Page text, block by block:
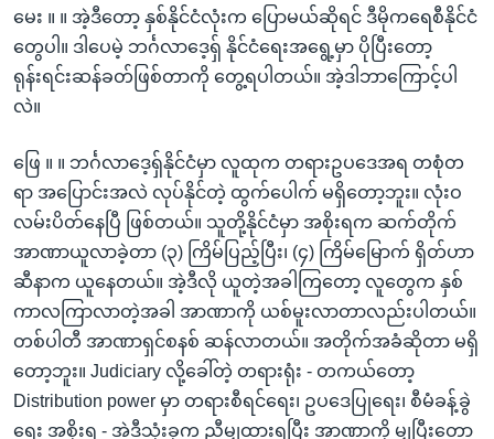
မေး ။ ။ အဲ့ဒီတော့ နှစ်နိုင်ငံလုံးက ပြောမယ်ဆိုရင် ဒီမိုကရေစီနိုင်ငံ
တွေပါ။ ဒါပေမဲ့ ဘင်္ဂလာ‌ဒေ့ရှ် နိုင်ငံရေးအရွေ့မှာ ပိုပြီးတော့
ရုန်းရင်းဆန်ခတ်ဖြစ်တာကို တွေ့ရပါတယ်။ အဲ့ဒါဘာကြောင့်ပါ
လဲ။
ဖြေ ။ ။ ဘင်္ဂလာ‌ဒေ့ရှ်နိုင်ငံမှာ လူထုက တရားဥပဒေအရ တစုံတ
ရာ အပြောင်းအလဲ လုပ်နိုင်တဲ့ ထွက်ပေါက် မရှိတော့ဘူး။ လုံးဝ
လမ်းပိတ်နေပြီ ဖြစ်တယ်။ သူတို့နိုင်ငံမှာ အစိုးရက ဆက်တိုက်
အာဏာယူလာခဲ့တာ (၃) ကြိမ်ပြည့်ပြီး၊ (၄) ကြိမ်မြောက် ရှိတ်ဟာ
ဆီနာက ယူနေတယ်။ အဲ့ဒီလို ယူတဲ့အခါကြတော့ လူတွေက နှစ်
ကာလကြာလာတဲ့အခါ အာဏာကို ယစ်မူးလာတာလည်းပါတယ်။
တစ်ပါတီ အာဏာရှင်စနစ် ဆန်လာတယ်။ အတိုက်အခံဆိုတာ မရှိ
တော့ဘူး။ Judiciary လို့ခေါ်တဲ့ တရားရုံး - တကယ်တော့
Distribution power မှာ တရားစီရင်ရေး၊ ဥပဒေပြုရေး၊ စီမံခန့်ခွဲ
ရေး အစိုးရ - အဲ့ဒီသုံးခုက ညီမျှထားရပြီး အာဏာကို မျှပြီးတော့